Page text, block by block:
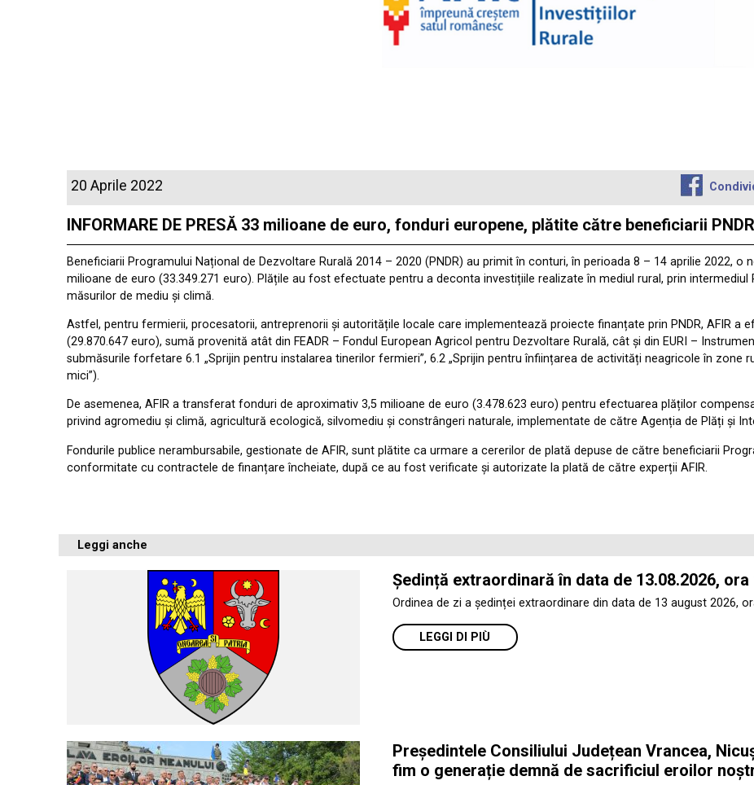
20 Aprile 2022
INFORMARE DE PRESĂ 33 milioane de euro, fonduri europene, plătite către beneficiarii PNDR
Beneficiarii Programului Național de Dezvoltare Rurală 2014 – 2020 (PNDR) au primit în conturi, în perioada 8 – 14 aprilie 2022, o
milioane de euro (33.349.271 euro). Plățile au fost efectuate pentru a deconta investițiile realizate în mediul rural, prin intermediul
măsurilor de mediu și climă.
Astfel, pentru fermierii, procesatorii, antreprenorii și autoritățile locale care implementează proiecte finanțate prin PNDR, AFIR a
(29.870.647 euro), sumă provenită atât din FEADR – Fondul European Agricol pentru Dezvoltare Rurală, cât și din EURI –
submăsurile forfetare 6.1 „Sprijin pentru instalarea tinerilor fermieri”, 6.2 „Sprijin pentru înființarea de activități neagricole în zone
mici”).
De asemenea, AFIR a transferat fonduri de aproximativ 3,5 milioane de euro (3.478.623 euro) pentru efectuarea plăților
privind agromediu și climă, agricultură ecologică, silvomediu și constrângeri naturale, implementate de către Agenția de Plăți și
Fondurile publice nerambursabile, gestionate de AFIR, sunt plătite ca urmare a cererilor de plată depuse de către beneficiarii
conformitate cu contractele de finanțare încheiate, după ce au fost verificate și autorizate la plată de către experții AFIR.
Leggi anche
Ședință extraordinară în data de 13.08.2026, ora
Ordinea de zi a ședinței extraordinare din data de 13 august 2026,
LEGGI DI PIÙ
Președintele Consiliului Județean Vrancea,
fim o generație demnă de sacrificiul eroilor